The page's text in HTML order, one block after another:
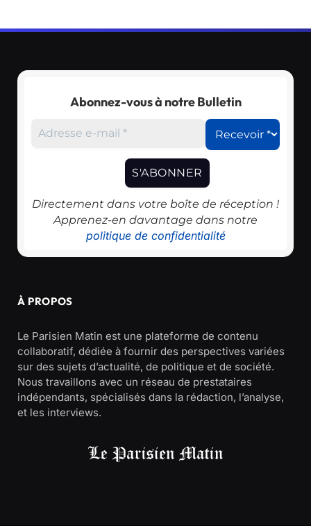
Abonnez-vous à notre Bulletin
Directement dans votre boîte de réception !
Apprenez-en davantage dans notre
politique de confidentialité
À PROPOS
Le Parisien Matin est une plateforme de contenu
collaboratif, dédiée à fournir des perspectives variées
sur des sujets d’actualité, de politique et de société.
Nous travaillons avec un réseau de prestataires
indépendants, spécialisés dans la rédaction, l’analyse,
et les interviews.